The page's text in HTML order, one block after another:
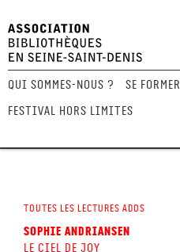
Qui sommes-nous ? Se former
Festival Hors Limites
Toutes les lectures ados
Sophie Andriansen
Le Ciel de Joy